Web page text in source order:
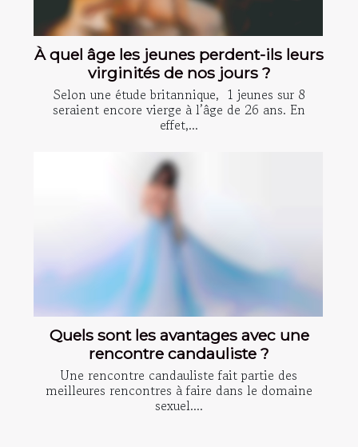
À quel âge les jeunes perdent-ils leurs
virginités de nos jours ?
Selon une étude britannique, 1 jeunes sur 8
seraient encore vierge à l’âge de 26 ans. En
effet,...
Quels sont les avantages avec une
rencontre candauliste ?
Une rencontre candauliste fait partie des
meilleures rencontres à faire dans le domaine
sexuel....